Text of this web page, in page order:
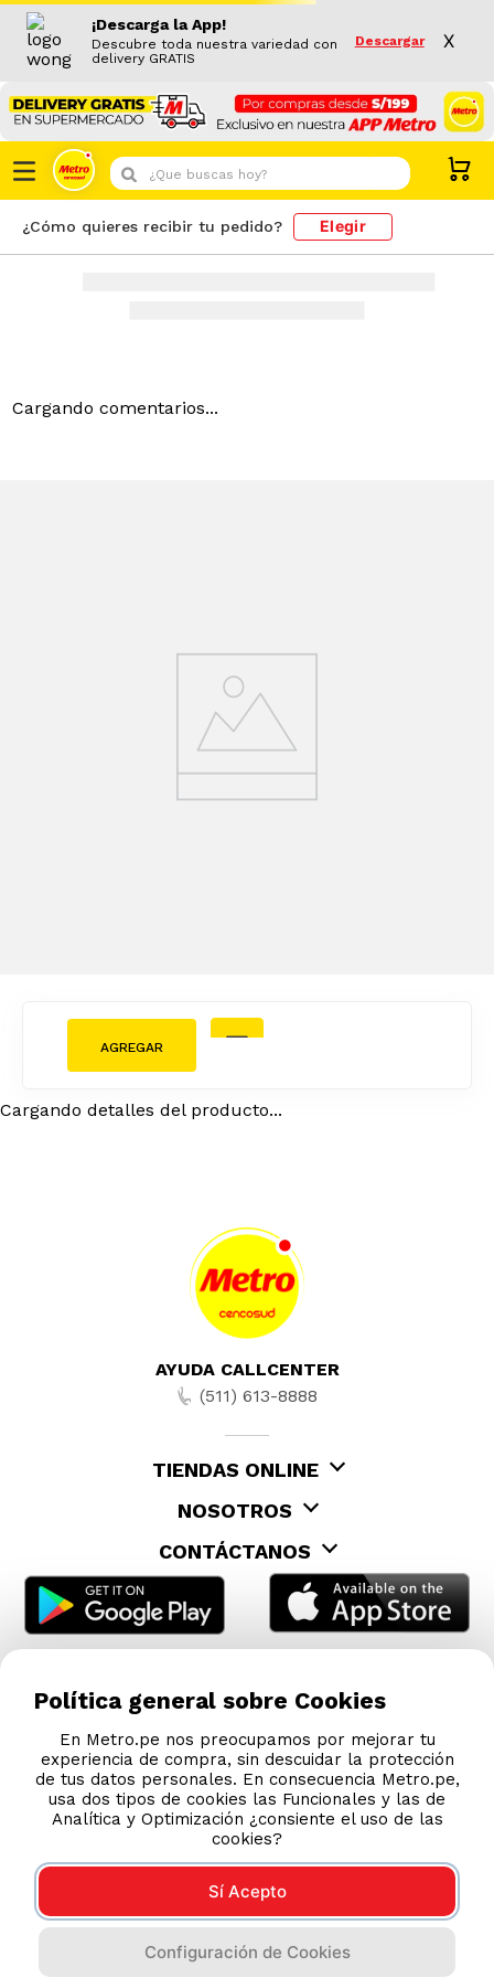
¡Descarga la App!
Descubre toda nuestra variedad con
delivery GRATIS
Descargar X
¿Que buscas hoy?
¿Cómo quieres recibir tu pedido? Elegir
Cargando comentarios...
Cargando detalles del producto...
AYUDA CALLCENTER
(511) 613-8888
TIENDAS ONLINE
NOSOTROS
CONTÁCTANOS
COMPRAS 100% SEGURAS
Esta tienda usa Niubiz para realizar transacciones
Política general sobre Cookies
En Metro.pe nos preocupamos por mejorar tu
experiencia de compra, sin descuidar la protección
de tus datos personales. En consecuencia Metro.pe,
usa dos tipos de cookies las Funcionales y las de
Analítica y Optimización ¿consiente el uso de las
cookies?
Sí Acepto
Configuración de Cookies